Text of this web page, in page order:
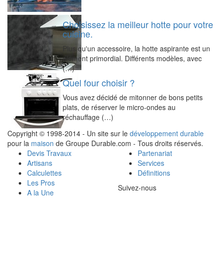
Choisissez la meilleur hotte pour votre
cuisine.
Plus qu'un accessoire, la hotte aspirante est un
élément primordial. Différents modèles, avec
(…)
Quel four choisir ?
Vous avez décidé de mitonner de bons petits
plats, de réserver le micro-ondes au
réchauffage (…)
Copyright © 1998-2014 - Un site sur le développement durable
pour la maison de Groupe Durable.com - Tous droits réservés.
Devis Travaux
Artisans
Calculettes
Les Pros
A la Une
Partenariat
Services
Définitions
Suivez-nous